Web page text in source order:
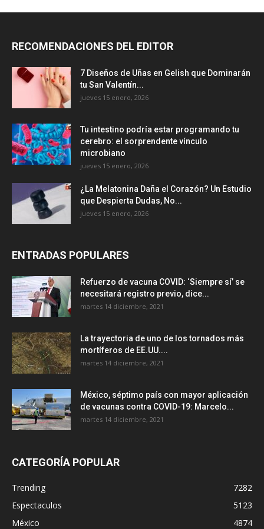
RECOMENDACIONES DEL EDITOR
7 Diseños de Uñas en Gelish que Dominarán
tu San Valentín...
jueves 15 enero, 2026
Tu intestino podría estar programando tu
cerebro: el sorprendente vínculo
microbiano
jueves 15 enero, 2026
¿La Melatonina Daña el Corazón? Un Estudio
que Despierta Dudas, No...
jueves 15 enero, 2026
ENTRADAS POPULARES
Refuerzo de vacuna COVID: ‘Siempre sí’ se
necesitará registro previo, dice...
martes 14 diciembre, 2021
La trayectoria de uno de los tornados más
mortíferos de EE.UU....
martes 14 diciembre, 2021
México, séptimo país con mayor aplicación
de vacunas contra COVID-19: Marcelo...
martes 14 diciembre, 2021
CATEGORÍA POPULAR
Trending
7282
Espectaculos
5123
México
4874